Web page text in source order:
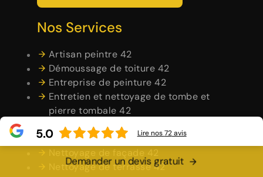
Nos Services
Artisan peintre 42
Démoussage de toiture 42
Entreprise de peinture 42
Entretien et nettoyage de tombe et
pierre tombale 42
Habillage planche de rive 42
Maçonnerie 42
Nettoyage de façade 42
Nettoyage de terrasse 42
Demander un devis gratuit
5.0 Lire nos72avis